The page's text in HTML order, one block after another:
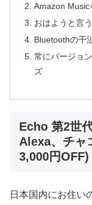
Amazon Music
おはようと言
Bluetoothの干
常にバージョ
ズ
Echo 第2世
Alexa、チャ
3,000円OFF)
日本国内にお住い